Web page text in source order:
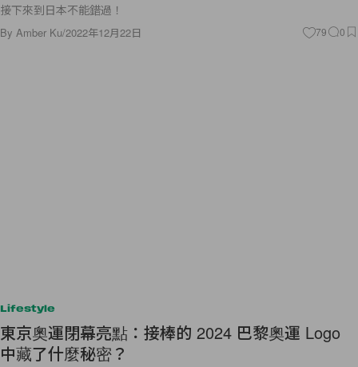
接下來到日本不能錯過！
By Amber Ku/2022年12月22日 79 0
Lifestyle
東京奧運閉幕亮點：接棒的 2024 巴黎奧運 Logo
中藏了什麼秘密？